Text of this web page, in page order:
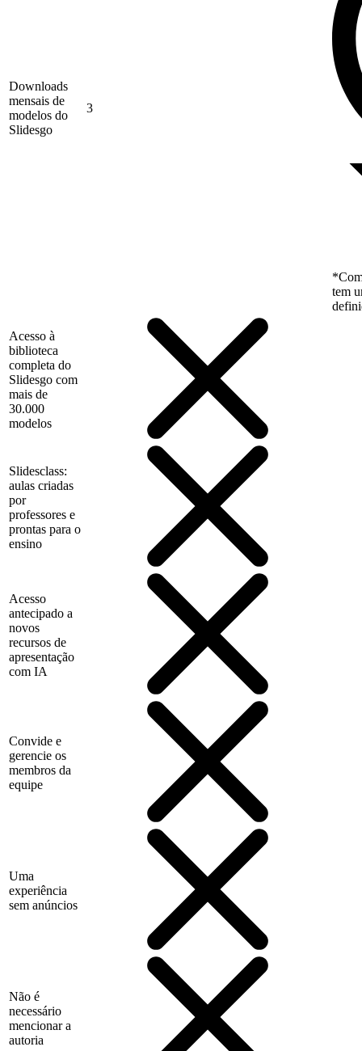
Downloads
mensais de
modelos do
Slidesgo
3
tem
Acesso à
biblioteca
completa do
Slidesgo com
mais de
30.000
modelos
Slidesclass:
aulas criadas
por
professores e
prontas para o
ensino
Acesso
antecipado a
novos
recursos de
apresentação
com IA
Convide e
gerencie os
membros da
equipe
Uma
experiência
sem anúncios
Não é
necessário
mencionar a
autoria